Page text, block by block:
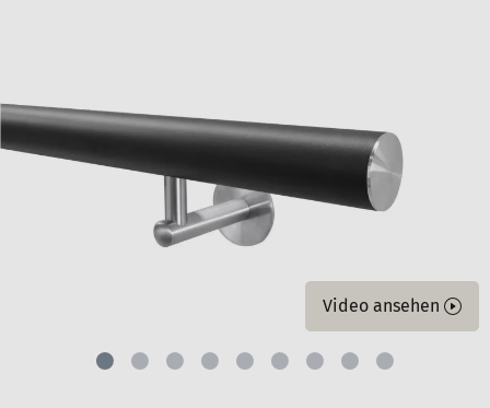
Video ansehen